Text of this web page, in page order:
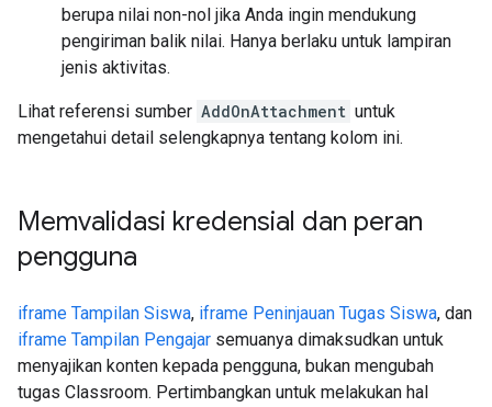
berupa nilai non-nol jika Anda ingin mendukung
pengiriman balik nilai. Hanya berlaku untuk lampiran
jenis aktivitas.
Lihat referensi sumber AddOnAttachment untuk
mengetahui detail selengkapnya tentang kolom ini.
Memvalidasi kredensial dan peran
pengguna
iframe Tampilan Siswa, iframe Peninjauan Tugas Siswa, dan
iframe Tampilan Pengajar semuanya dimaksudkan untuk
menyajikan konten kepada pengguna, bukan mengubah
tugas Classroom. Pertimbangkan untuk melakukan hal